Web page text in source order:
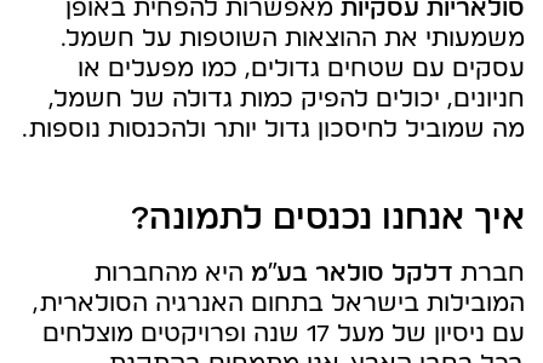
סולאריות עסקיות מאפשרות להפחית באופן
משמעותי את ההוצאות השוטפות על חשמל.
עסקים עם שטחים גדולים, כמו מפעלים או
חניונים, יכולים להפיק כמות גדולה של חשמל,
מה שמוביל לחיסכון גדול יותר ולהכנסות נוספות.
איך אנחנו נכנסים לתמונה?
חברת דלקל סולאר בע”מ היא מהחברות
המובילות בישראל בתחום האנרגיה הסולארית,
עם ניסיון של מעל 17 שנה ופרויקטים מוצלחים